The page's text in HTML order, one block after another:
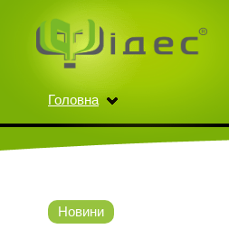
Головна
Новини